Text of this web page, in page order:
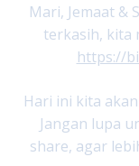
Mari, Jemaat &
terkasih, kita
https://
Hari ini kita
Jangan lupa
share, agar